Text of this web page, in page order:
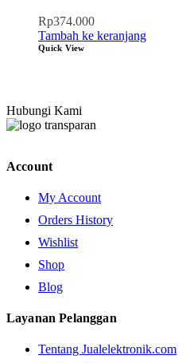
Rp374.000
Tambah ke keranjang
Quick View
Hubungi Kami
Account
My Account
Orders History
Wishlist
Shop
Blog
Layanan Pelanggan
Tentang Jualelektronik.com